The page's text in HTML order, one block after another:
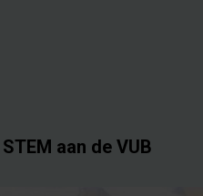
aan de VUB